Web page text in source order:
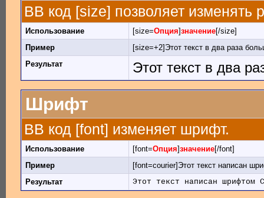
BB код [size] позволяет
Использование [size=Опция]значение[/size]
Пример
[size=+2]Этот текст в два раза
Результат
Этот текст в два
Шрифт
BB код [font] изменяет шрифт.
Использование [font=Опция]значение[/font]
Пример
[font=courier]Этот текст написан
Результат
Этот текст написан шрифтом